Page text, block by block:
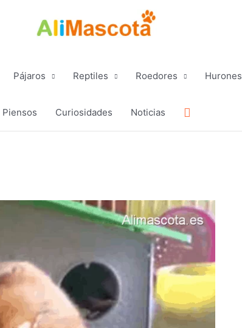
Pájaros Reptiles Roedores Hurones
Piensos Curiosidades Noticias Buscar